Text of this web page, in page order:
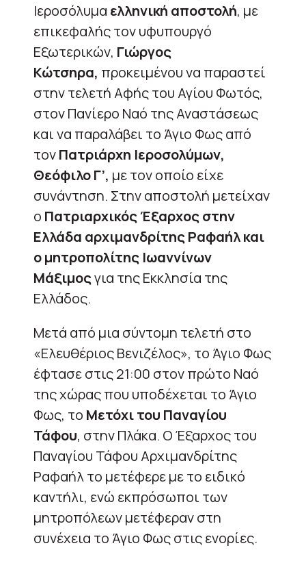
Ιεροσόλυμα ελληνική αποστολή, με
επικεφαλής τον υφυπουργό
Εξωτερικών, Γιώργος
Κώτσηρα, προκειμένου να παραστεί
στην τελετή Αφής του Αγίου Φωτός,
στον Πανίερο Ναό της Αναστάσεως
και να παραλάβει το Άγιο Φως από
τονΠατριάρχη Ιεροσολύμων,
Θεόφιλο Γ’, με τον οποίο είχε
συνάντηση. Στην αποστολή μετείχαν
ο Πατριαρχικός Έξαρχος στην
Ελλάδα αρχιμανδρίτης Ραφαήλ και
ο μητροπολίτης Ιωαννίνων
Μάξιμοςγια της Εκκλησία της
Ελλάδος.
Μετά από μια σύντομη τελετή στο
«Ελευθέριος Βενιζέλος», το Άγιο Φως
έφτασε στις 21:00 στον πρώτο Ναό
της χώρας που υποδέχεται το Άγιο
Φως, το Μετόχι του Παναγίου
Τάφου, στην Πλάκα. Ο Έξαρχος του
Παναγίου Τάφου Αρχιμανδρίτης
Ραφαήλ το μετέφερε με το ειδικό
καντήλι, ενώ εκπρόσωποι των
μητροπόλεων μετέφεραν στη
συνέχεια το Άγιο Φως στις ενορίες.